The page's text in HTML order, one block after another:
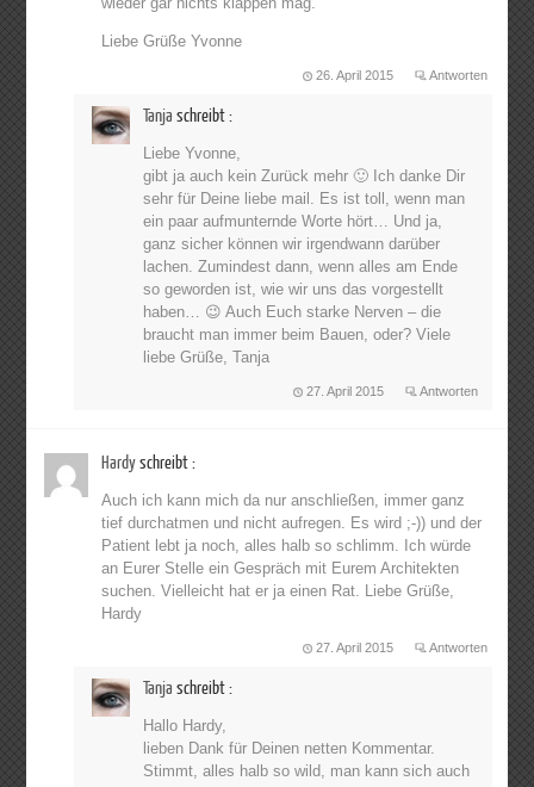
Liebe Grüße Yvonne
26. April 2015 Antworten
Tanja schreibt :
Liebe Yvonne,
gibt ja auch kein Zurück mehr 🙂 Ich danke Dir
sehr für Deine liebe mail. Es ist toll, wenn man
ein paar aufmunternde Worte hört… Und ja,
ganz sicher können wir irgendwann darüber
lachen. Zumindest dann, wenn alles am Ende
so geworden ist, wie wir uns das vorgestellt
haben… 😉 Auch Euch starke Nerven – die
braucht man immer beim Bauen, oder? Viele
liebe Grüße, Tanja
27. April 2015 Antworten
Hardyschreibt :
Auch ich kann mich da nur anschließen, immer ganz
tief durchatmen und nicht aufregen. Es wird ;-)) und der
Patient lebt ja noch, alles halb so schlimm. Ich würde
an Eurer Stelle ein Gespräch mit Eurem Architekten
suchen. Vielleicht hat er ja einen Rat. Liebe Grüße,
Hardy
27. April 2015 Antworten
Tanja schreibt :
Hallo Hardy,
lieben Dank für Deinen netten Kommentar.
Stimmt, alles halb so wild, man kann sich auch